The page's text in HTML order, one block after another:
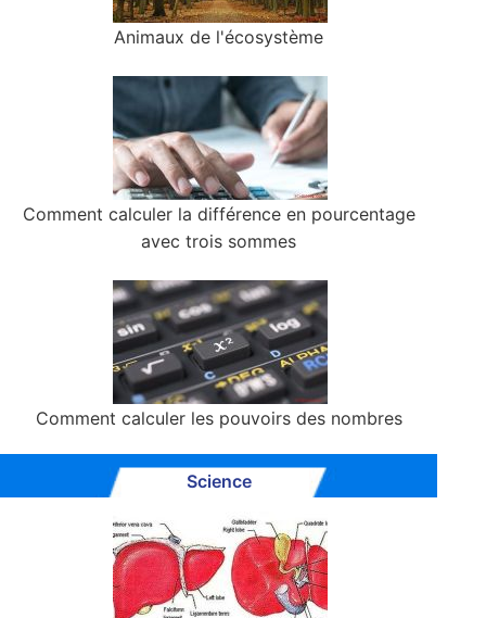
Animaux de l'écosystème
Comment calculer la différence en pourcentage
avec trois sommes
Comment calculer les pouvoirs des nombres
Science